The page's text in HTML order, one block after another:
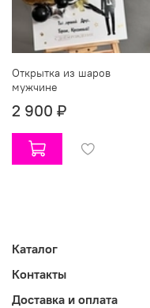
Открытка из шаров
мужчине
2 900 ₽
Каталог
Контакты
Доставка и оплата